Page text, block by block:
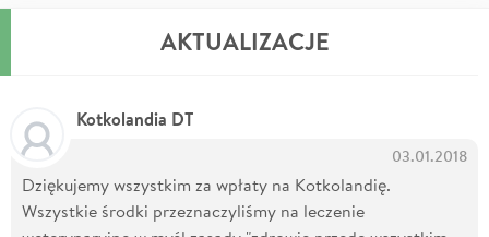
AKTUALIZACJE
Kotkolandia DT
03.01.2018
Dziękujemy wszystkim za wpłaty na Kotkolandię.
Wszystkie środki przeznaczyliśmy na leczenie